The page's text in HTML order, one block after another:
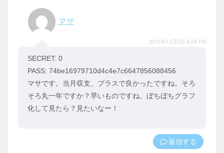
マサ
2011年11月2日 6:28 PM
SECRET: 0
PASS: 74be16979710d4c4e7c6647856088456
マサです。当月収支、プラスで良かったですね。そろ
そろ丸一年ですか？早いものですね。ぼちぼちグラフ
化して見たら？見たいなー！
返信